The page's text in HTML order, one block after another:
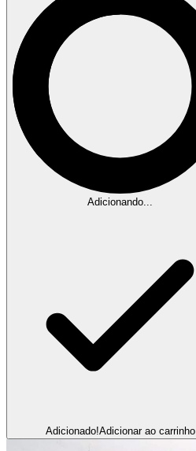
Adicionando...
Adicionado!Adicionar ao carrinho